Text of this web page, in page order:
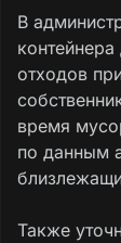
В
отходов
время
по данным
Также